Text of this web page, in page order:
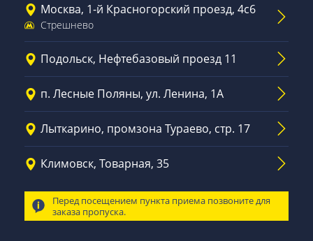
Москва, 1-й Красногорский проезд, 4с6
Стрешнево
Подольск, Нефтебазовый проезд 11
п. Лесные Поляны, ул. Ленина, 1А
Лыткарино, промзона Тураево, стр. 17
Климовск, Товарная, 35
Перед посещением пункта приема позвоните для
заказа пропуска.